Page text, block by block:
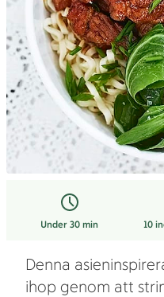
Under 30 min 10
Denna
ihop genom att